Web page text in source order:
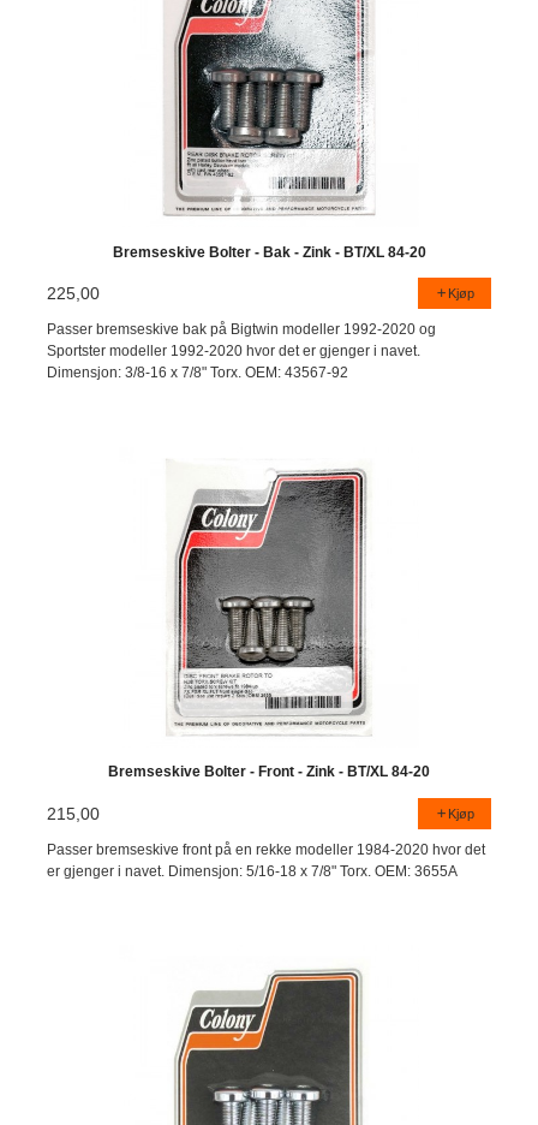
Bremseskive Bolter - Bak - Zink - BT/XL 84-20
225,00 Kjøp
Passer bremseskive bak på Bigtwin modeller 1992-2020 og
Sportster modeller 1992-2020 hvor det er gjenger i navet.
Dimensjon: 3/8-16 x 7/8" Torx. OEM: 43567-92
Bremseskive Bolter - Front - Zink - BT/XL 84-20
215,00 Kjøp
Passer bremseskive front på en rekke modeller 1984-2020 hvor det
er gjenger i navet. Dimensjon: 5/16-18 x 7/8" Torx. OEM: 3655A